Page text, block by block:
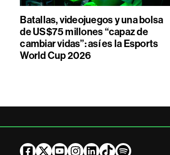
Batallas, videojuegos y una bolsa
de US$75 millones “capaz de
cambiar vidas”: así es la Esports
World Cup 2026